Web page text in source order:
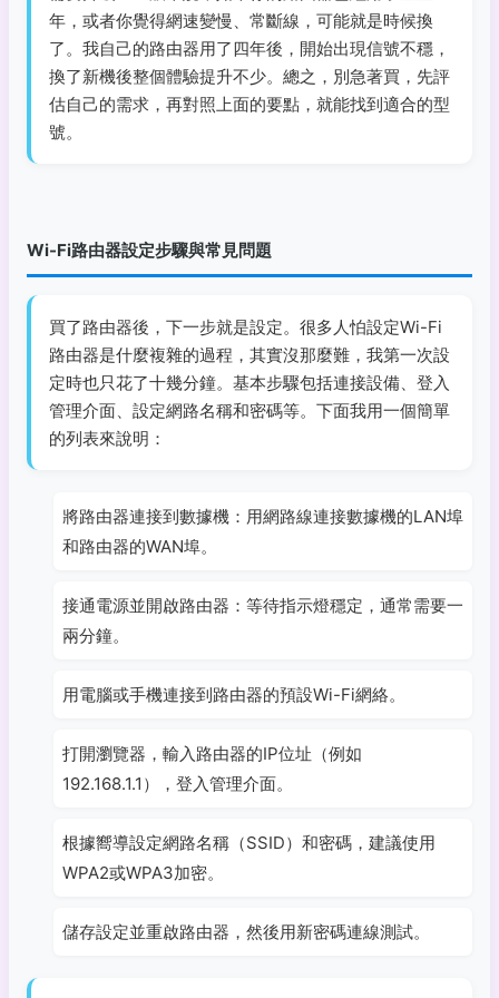
年，或者你覺得網速變慢、常斷線，可能就是時候換
了。我自己的路由器用了四年後，開始出現信號不穩，
換了新機後整個體驗提升不少。總之，別急著買，先評
估自己的需求，再對照上面的要點，就能找到適合的型
號。
Wi-Fi路由器設定步驟與常見問題
買了路由器後，下一步就是設定。很多人怕設定Wi-Fi
路由器是什麼複雜的過程，其實沒那麼難，我第一次設
定時也只花了十幾分鐘。基本步驟包括連接設備、登入
管理介面、設定網路名稱和密碼等。下面我用一個簡單
的列表來說明：
將路由器連接到數據機：用網路線連接數據機的LAN埠
和路由器的WAN埠。
接通電源並開啟路由器：等待指示燈穩定，通常需要一
兩分鐘。
用電腦或手機連接到路由器的預設Wi-Fi網絡。
打開瀏覽器，輸入路由器的IP位址（例如
192.168.1.1），登入管理介面。
根據嚮導設定網路名稱（SSID）和密碼，建議使用
WPA2或WPA3加密。
儲存設定並重啟路由器，然後用新密碼連線測試。